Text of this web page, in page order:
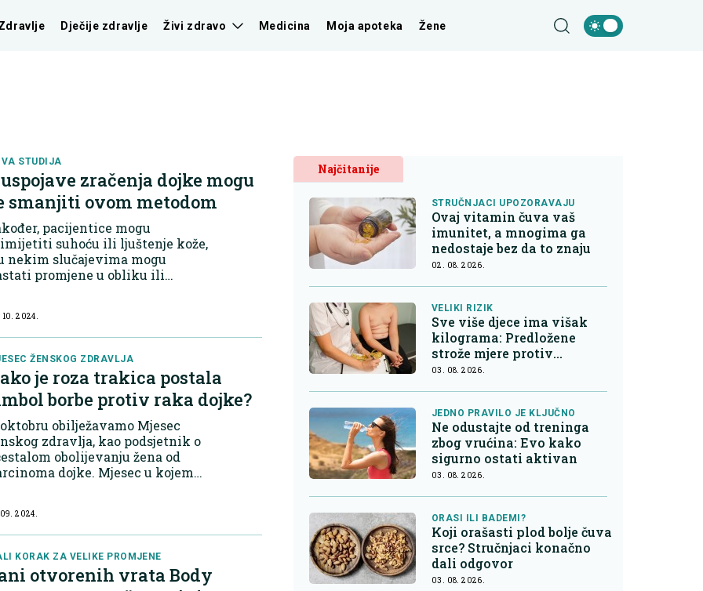
Dječije zdravlje Živi zdravo Medicina Moja apoteka Žene
STUDIJA
zračenja dojke mogu
smanjiti ovom metodom
pacijentice mogu
suhoću ili ljuštenje kože,
nekim slučajevima mogu
promjene u obliku ili
i, rijetko, razvoj fibroze.
studija...
10. 2024.
ŽENSKOG ZDRAVLJA
je roza trakica postala
borbe protiv raka dojke?
obilježavamo Mjesec
zdravlja, kao podsjetnik o
obolijevanju žena od
dojke. Mjesec u kojem
obolijevanja redovnim
2024.
KORAK ZA VELIKE PROMJENE
otvorenih vrata Body
Najčitanije
STRUČNJACI UPOZORAVAJU
Ovaj vitamin čuva vaš
imunitet, a mnogima ga
nedostaje bez da to znaju
02. 08. 2026.
VELIKI RIZIK
Sve više djece ima višak
kilograma: Predložene
strože mjere protiv
nezdrave hrane
03. 08. 2026.
JEDNO PRAVILO JE KLJUČNO
Ne odustajte od treninga
zbog vrućina: Evo kako
sigurno ostati aktivan
03. 08. 2026.
ORASI ILI BADEMI?
Koji orašasti plod bolje čuva
srce? Stručnjaci konačno
dali odgovor
03. 08. 2026.